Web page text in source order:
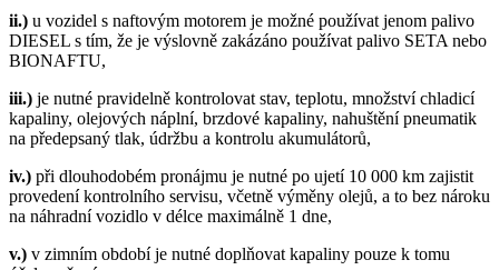
ii.) u vozidel s naftovým motorem je možné používat jenom palivo
DIESEL s tím, že je výslovně zakázáno používat palivo SETA nebo
BIONAFTU,
iii.) je nutné pravidelně kontrolovat stav, teplotu, množství chladicí
kapaliny, olejových náplní, brzdové kapaliny, nahuštění pneumatik
na předepsaný tlak, údržbu a kontrolu akumulátorů,
iv.) při dlouhodobém pronájmu je nutné po ujetí 10 000 km zajistit
provedení kontrolního servisu, včetně výměny olejů, a to bez nároku
na náhradní vozidlo v délce maximálně 1 dne,
v.) v zimním období je nutné doplňovat kapaliny pouze k tomu